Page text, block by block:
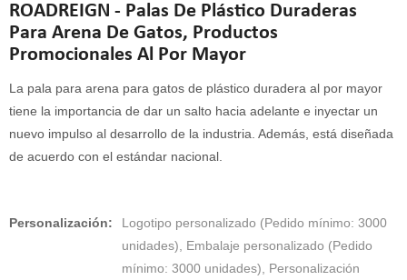
ROADREIGN - Palas De Plástico Duraderas
Para Arena De Gatos, Productos
Promocionales Al Por Mayor
La pala para arena para gatos de plástico duradera al por mayor
tiene la importancia de dar un salto hacia adelante e inyectar un
nuevo impulso al desarrollo de la industria. Además, está diseñada
de acuerdo con el estándar nacional.
Personalización:
Logotipo personalizado (Pedido mínimo: 3000
unidades), Embalaje personalizado (Pedido
mínimo: 3000 unidades), Personalización